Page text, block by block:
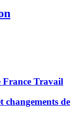
France Travail
changements de